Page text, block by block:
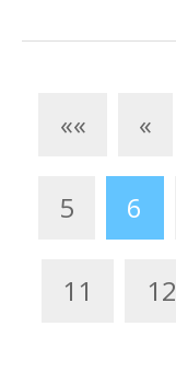
«« «
5 6
11 12